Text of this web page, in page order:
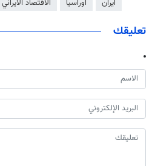
ايران اوراسيا الاقتصاد الايراني
تعليقك